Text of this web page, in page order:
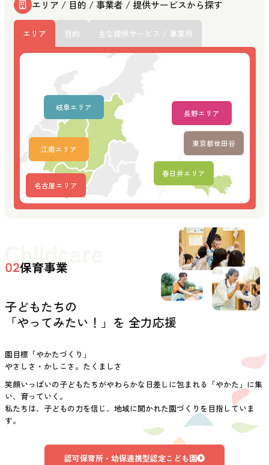
エリア / 目的 / 事業者 / 提供サービスから探す
エリア 目的 主な提供サービス / 事業所
名古屋エリア
江南エリア
春日井エリア
岐阜エリア
長野エリア
東京都世田谷
Childcare
02保育事業
子どもたちの
「やってみたい！」を 全力応援
園目標「やかたづくり」
やさしさ・かしこさ。たくましさ
笑顔いっぱいの子どもたちがやわらかな日差しに包まれる「やかた」に集
い、育っていく。
私たちは、子どもの力を信じ、地域に開かれた園づくりを目指していま
す。
認可保育所・幼保連携型認定こども園